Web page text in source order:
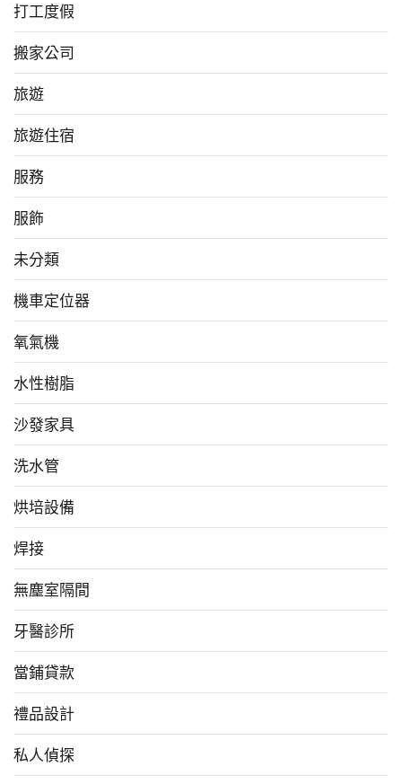
打工度假
搬家公司
旅遊
旅遊住宿
服務
服飾
未分類
機車定位器
氧氣機
水性樹脂
沙發家具
洗水管
烘培設備
焊接
無塵室隔間
牙醫診所
當鋪貸款
禮品設計
私人偵探